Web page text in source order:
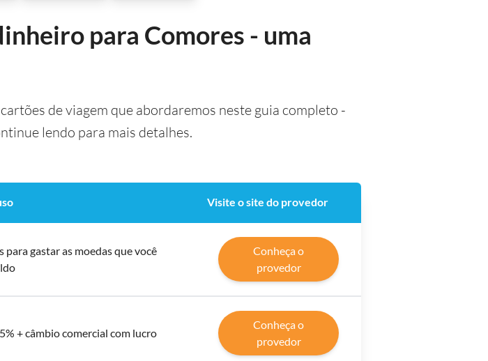
para Comores - uma
de viagem que abordaremos neste guia completo -
lendo para mais detalhes.
Visite o site do provedor
para gastar as moedas que você
Conheça o
provedor
+ câmbio comercial com lucro
Conheça o
provedor